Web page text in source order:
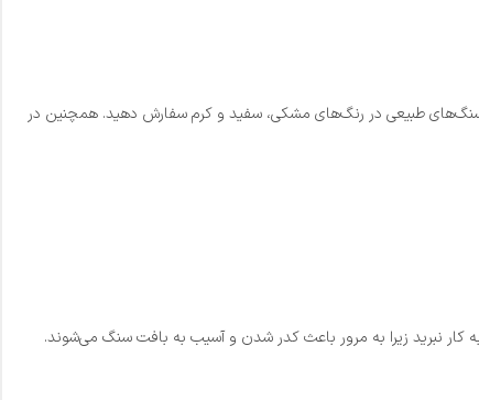
سنگ‌های طبیعی در رنگ‌های مشکی، سفید و کرم سفارش دهید. همچنین در
کار نبرید زیرا به مرور باعث کدر شدن و آسیب به بافت سنگ می‌شوند.